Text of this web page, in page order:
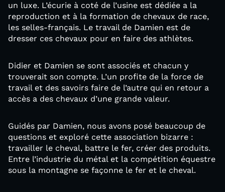
un luxe. L’écurie à coté de l’usine est dédiée a la
reproduction et à la formation de chevaux de race,
les selles-français. Le travail de Damien est de
dresser ces chevaux pour en faire des athlètes.
Didier et Damien se sont associés et chacun y
trouverait son compte. L’un profite de la force de
travail et des savoirs faire de l’autre qui en retour a
accès a des chevaux d’une grande valeur.
Guidés par Damien, nous avons posé beaucoup de
questions et exploré cette association bizarre :
travailler le cheval, battre le fer, créer des produits.
Entre l’industrie du métal et la compétition équestre
sous la montagne se façonne le fer et le cheval.